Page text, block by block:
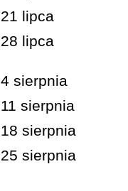
21 lipca
28 lipca
4 sierpnia
11 sierpnia
18 sierpnia
25 sierpnia